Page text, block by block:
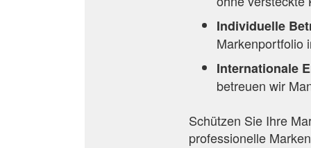
Individuelle
Markenportfolio
Internationale
betreuen wir
Schützen Sie Ihre
professionelle